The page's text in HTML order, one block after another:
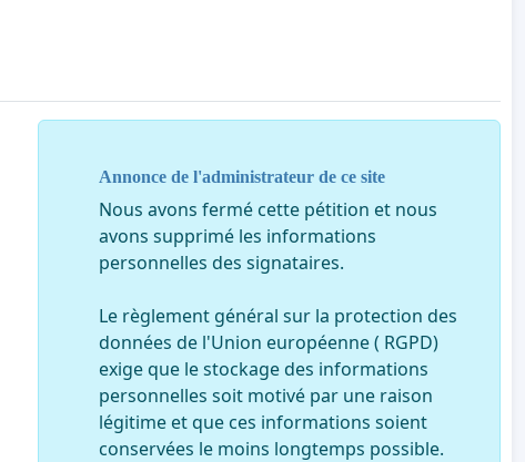
Annonce de l'administrateur de ce site
Nous avons fermé cette pétition et nous
avons supprimé les informations
personnelles des signataires.
Le règlement général sur la protection des
données de l'Union européenne ( RGPD)
exige que le stockage des informations
personnelles soit motivé par une raison
légitime et que ces informations soient
conservées le moins longtemps possible.